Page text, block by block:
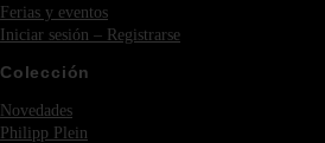
Ferias y eventos
Iniciar sesión – Registrarse
Colección
Novedades
Philipp Plein